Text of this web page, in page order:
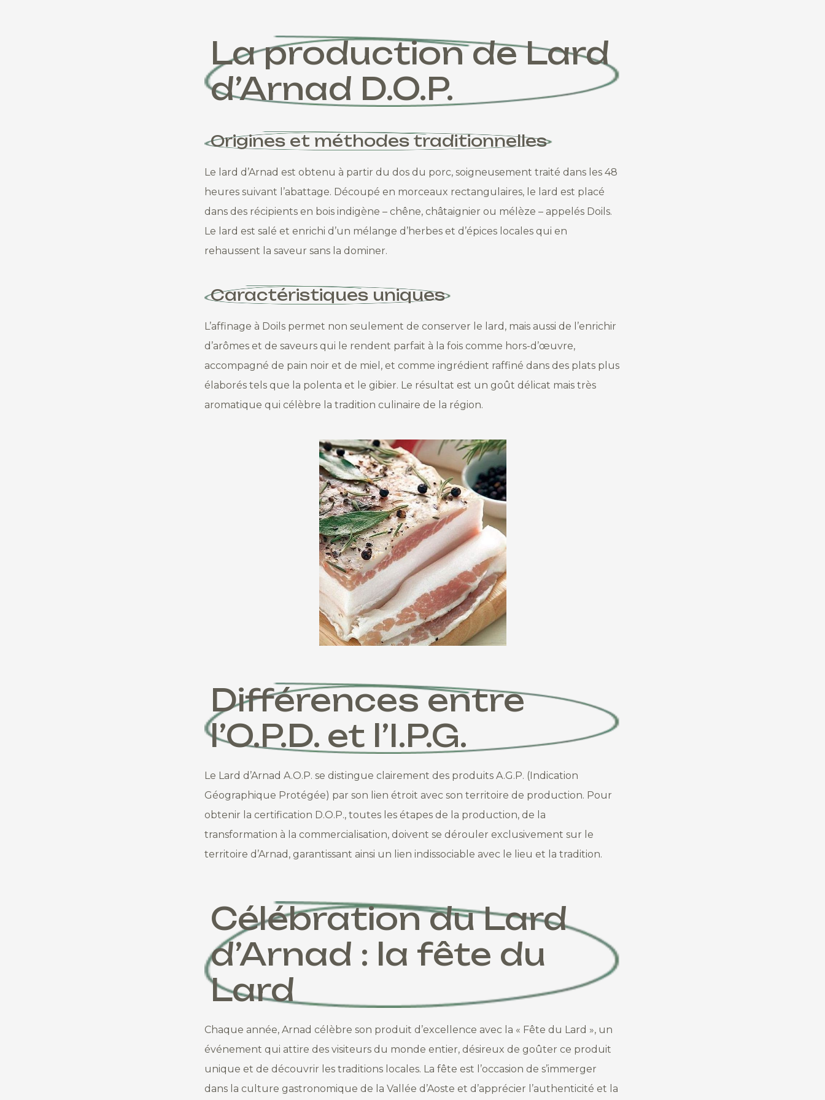
La production de Lard
d’Arnad D.O.P.
Origines et méthodes traditionnelles
Le lard d’Arnad est obtenu à partir du dos du porc, soigneusement traité dans les 48
heures suivant l’abattage. Découpé en morceaux rectangulaires, le lard est placé
dans des récipients en bois indigène – chêne, châtaignier ou mélèze – appelés Doils.
Le lard est salé et enrichi d’un mélange d’herbes et d’épices locales qui en
rehaussent la saveur sans la dominer.
Caractéristiques uniques
L’affinage à Doils permet non seulement de conserver le lard, mais aussi de l’enrichir
d’arômes et de saveurs qui le rendent parfait à la fois comme hors-d’œuvre,
accompagné de pain noir et de miel, et comme ingrédient raffiné dans des plats plus
élaborés tels que la polenta et le gibier. Le résultat est un goût délicat mais très
aromatique qui célèbre la tradition culinaire de la région.
Différences entre
l’O.P.D. et l’I.P.G.
Le Lard d’Arnad A.O.P. se distingue clairement des produits A.G.P. (Indication
Géographique Protégée) par son lien étroit avec son territoire de production. Pour
obtenir la certification D.O.P., toutes les étapes de la production, de la
transformation à la commercialisation, doivent se dérouler exclusivement sur le
territoire d’Arnad, garantissant ainsi un lien indissociable avec le lieu et la tradition.
Célébration du Lard
d’Arnad : la fête du
Lard
Chaque année, Arnad célèbre son produit d’excellence avec la « Fête du Lard », un
événement qui attire des visiteurs du monde entier, désireux de goûter ce produit
unique et de découvrir les traditions locales. La fête est l’occasion de s’immerger
dans la culture gastronomique de la Vallée d’Aoste et d’apprécier l’authenticité et la